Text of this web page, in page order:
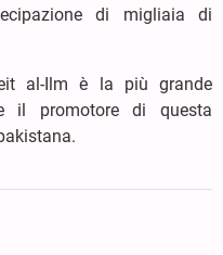
di migliaia di
al-Ilm è la più grande
il promotore di questa